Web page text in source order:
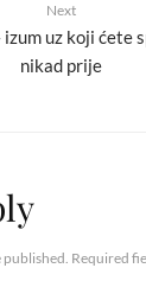
Next
izum uz koji ćete
nikad prije
published. Required